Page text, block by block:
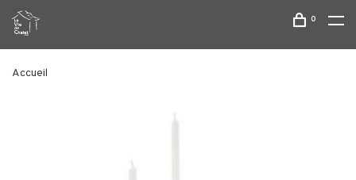
0
Accueil